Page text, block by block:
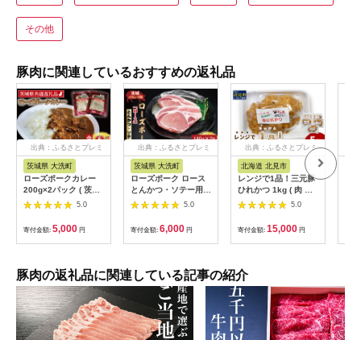
その他
豚肉に関連しているおすすめの返礼品
出典：ふるさとプレミ
茨城県 大洗町
ローズポークカレー
200g×2パック ( 茨城
県共通返礼品・茨城県
産 ) ブランド豚 豚肉
茨城 ローズポーク カ
レー レトルト レトル
トパウチ レトルトカ
5.0
寄付金額: 5,000 円
出典：ふるさとプレミ
茨城県 大洗町
ローズポーク ロース
とんかつ・ソテー用
約280g (140g×2枚) (
茨城県共通返礼品・茨
城県産 ) ブランド豚
茨城 国産 豚肉 冷凍
とんかつ ソテー
5.0
寄付金額: 6,000 円
出典：ふるさとプレミ
アム
北海道 北見市
レンジで1品！三元豚
ひれかつ 1kg ( 肉 豚
肉 ヒレ 揚げ物 総菜
冷凍 簡単調理 )【136-
5.0
寄付金額: 15,000 円
豚肉の返礼品に関連している記事の紹介